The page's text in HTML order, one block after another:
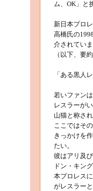
ム、OK」と
新日本プロ
高橋氏の
介されてい
（以下、要
「ある黒人
若いファン
レスラーが
山猫と称さ
ここではそ
きっかけを
たい。
彼はアリ及
ドン・キン
本プロレス
がレスラー